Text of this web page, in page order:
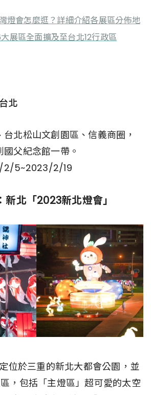
燈會怎麼逛？詳細介紹各展區分佈地
展區全面擴及至台北12行政區
北
北松山文創園區、信義商圈，
父紀念館一帶。
2/5~2023/2/19
北「2023新北燈會」
位於三重的新北大都會公園，並
，包括「主燈區」超可愛的太空